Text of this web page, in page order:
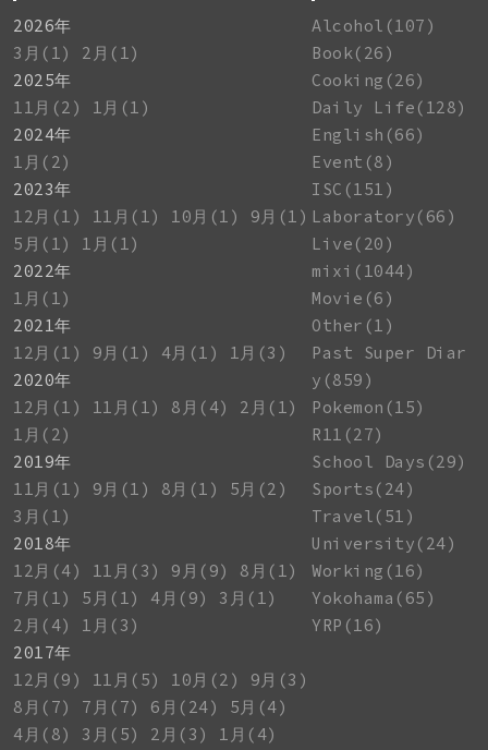
2026年
3月(1)
2月(1)
2025年
11月(2)
1月(1)
2024年
1月(2)
2023年
12月(1)
11月(1) 10月(1)
9月(1)
5月(1)
1月(1)
2022年
1月(1)
2021年
12月(1)
9月(1) 4月(1)
1月(3)
2020年
12月(1)
11月(1) 8月(4)
2月(1)
1月(2)
2019年
11月(1)
9月(1) 8月(1)
5月(2)
3月(1)
2018年
12月(4)
11月(3) 9月(9)
8月(1)
7月(1)
5月(1) 4月(9)
3月(1)
2月(4)
1月(3)
2017年
12月(9)
11月(5) 10月(2)
9月(3)
8月(7)
7月(7) 6月(24)
5月(4)
4月(8)
3月(5) 2月(3)
1月(4)
Alcohol(107)
Book(26)
Cooking(26)
Daily Life(128)
English(66)
Event(8)
ISC(151)
Laboratory(66)
Live(20)
mixi(1044)
Movie(6)
Other(1)
Past Super Diar
y(859)
Pokemon(15)
R11(27)
School Days(29)
Sports(24)
Travel(51)
University(24)
Working(16)
Yokohama(65)
YRP(16)